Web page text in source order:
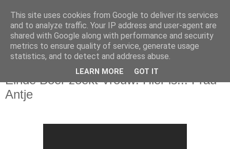
vrijdag 28 januari 2011
Einde Boer zoekt Vrouw! Hier is... Frau
Antje
This site uses cookies from Google to deliver its services
and to analyze traffic. Your IP address and user-agent are
shared with Google along with performance and security
metrics to ensure quality of service, generate usage
statistics, and to detect and address abuse.
LEARN MORE GOT IT